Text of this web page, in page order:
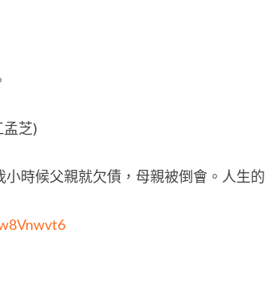
芝)
時候父親就欠債，母親被倒會。人生的